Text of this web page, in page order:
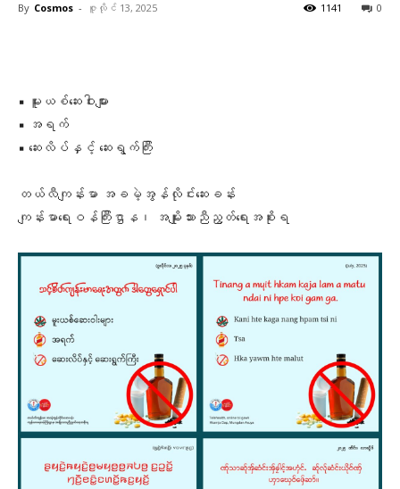
By Cosmos - ဇူလိုင် 13, 2025 0
1141
▪️ မူးယစ်ဆေးဝါးများ
▪️ အရက်
▪️ ဆေးလိပ်နှင့် ဆေးရွက်ကြီး
တယ်လီကျန်းမာ အခမဲ့အွန်လိုင်းဆေးခန်း
ကျန်းမာရေးဝန်ကြီးဌာန၊ အမျိုးသားညီညွတ်ရေးအစိုးရ